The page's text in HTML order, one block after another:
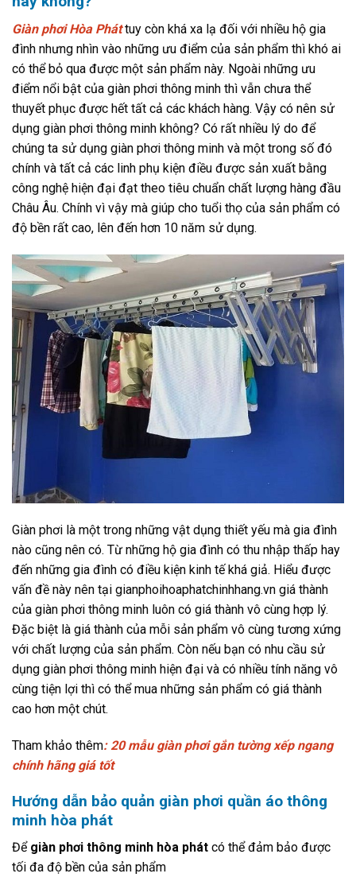
Giàn phơi Hòa Pháttuy còn khá xa lạ đối với nhiều hộ gia
đình nhưng nhìn vào những ưu điểm của sản phẩm thì khó ai
có thể bỏ qua được một sản phẩm này. Ngoài những ưu
điểm nổi bật của giàn phơi thông minh thì vẫn chưa thể
thuyết phục được hết tất cả các khách hàng. Vậy có nên sử
dụng giàn phơi thông minh không? Có rất nhiều lý do để
chúng ta sử dụng giàn phơi thông minh và một trong số đó
chính và tất cả các linh phụ kiện điều được sản xuất bằng
công nghệ hiện đại đạt theo tiêu chuẩn chất lượng hàng đầu
Châu Âu. Chính vì vậy mà giúp cho tuổi thọ của sản phẩm có
độ bền rất cao, lên đến hơn 10 năm sử dụng.
Giàn phơi là một trong những vật dụng thiết yếu mà gia đình
nào cũng nên có. Từ những hộ gia đình có thu nhập thấp hay
đến những gia đình có điều kiện kinh tế khá giả. Hiểu được
vấn đề này nên tại gianphoihoaphatchinhhang.vn giá thành
của giàn phơi thông minh luôn có giá thành vô cùng hợp lý.
Đặc biệt là giá thành của mỗi sản phẩm vô cùng tương xứng
với chất lượng của sản phẩm. Còn nếu bạn có nhu cầu sử
dụng giàn phơi thông minh hiện đại và có nhiều tính năng vô
cùng tiện lợi thì có thể mua những sản phẩm có giá thành
cao hơn một chút.
Tham khảo thêm: 20 mẫu giàn phơi gắn tường xếp ngang
chính hãng giá tốt
Hướng dẫn bảo quản giàn phơi quần áo thông
minh hòa phát
Để giàn phơi thông minh hòa phát có thể đảm bảo được
tối đa độ bền của sản phẩm